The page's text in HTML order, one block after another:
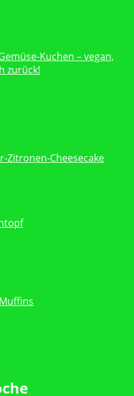
Kuchen – vegan,
zurück!
Zitronen-Cheesecake